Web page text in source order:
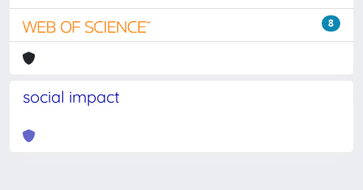
8
social impact